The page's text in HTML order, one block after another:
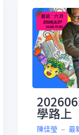
學路上
陳佳瑩 – 最